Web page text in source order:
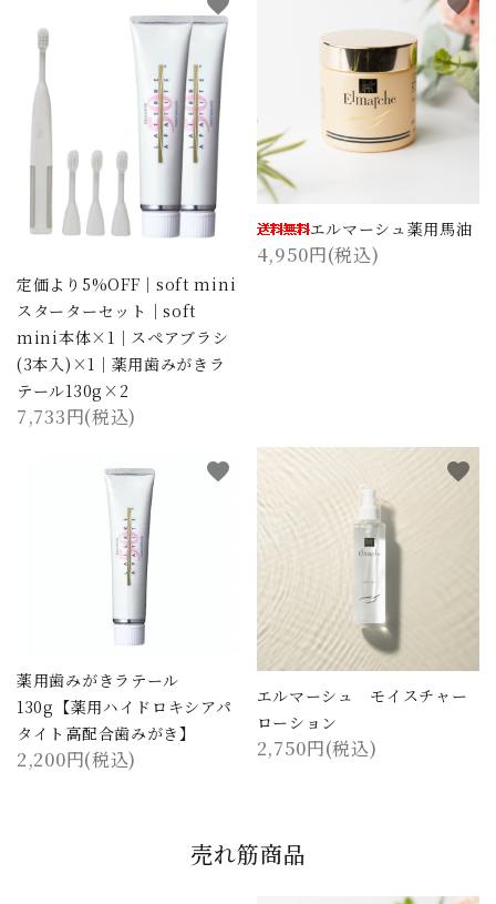
定価より5%OFF｜soft mini
スターターセット｜soft
mini本体×1｜スペアブラシ
(3本入)×1｜薬用歯みがきラ
テール130g×2
7,733円(税込)
エルマーシュ薬用馬油
4,950円(税込)
薬用歯みがきラテール
130g【薬用ハイドロキシアパ
タイト高配合歯みがき】
2,200円(税込)
favorite
エルマーシュ モイスチャー
ローション
2,750円(税込)
favorite
売れ筋商品